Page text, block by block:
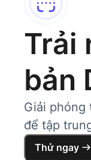
Trải
bản
Giải phóng
để tập
Thử ngay